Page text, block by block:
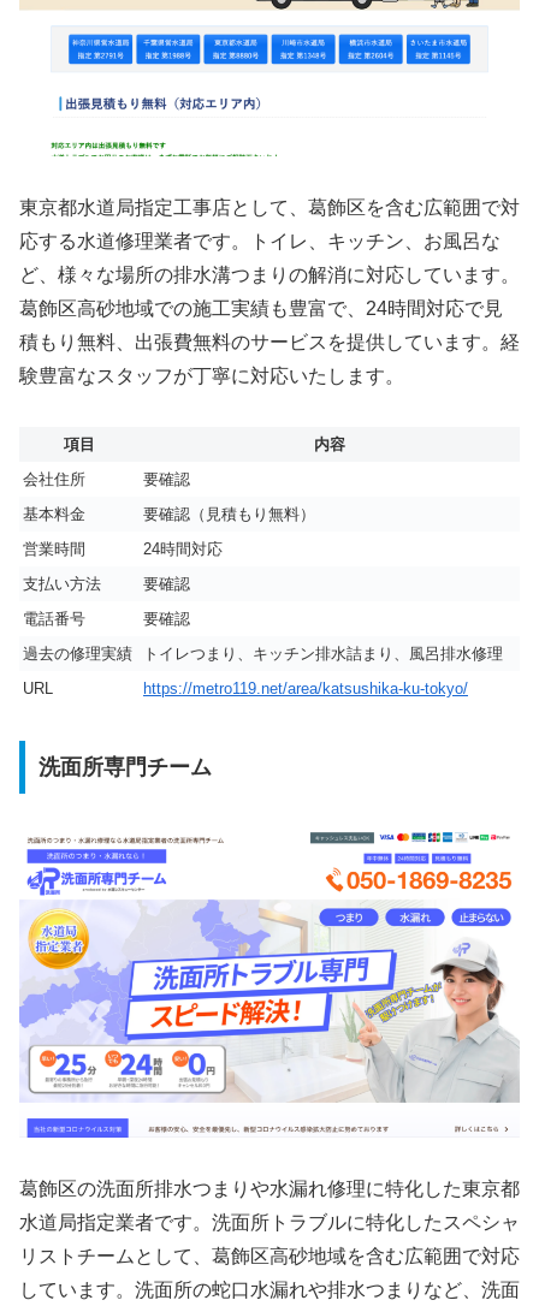
東京都水道局指定工事店として、葛飾区を含む広範囲で対
応する水道修理業者です。トイレ、キッチン、お風呂な
ど、様々な場所の排水溝つまりの解消に対応しています。
葛飾区高砂地域での施工実績も豊富で、24時間対応で見
積もり無料、出張費無料のサービスを提供しています。経
験豊富なスタッフが丁寧に対応いたします。
項目
内容
会社住所
要確認
基本料金
要確認（見積もり無料）
営業時間
24時間対応
支払い方法
要確認
電話番号
要確認
過去の修理実績
トイレつまり、キッチン排水詰まり、風呂排水修理
URL
https://metro119.net/area/katsushika-ku-tokyo/
洗面所専門チーム
葛飾区の洗面所排水つまりや水漏れ修理に特化した東京都
水道局指定業者です。洗面所トラブルに特化したスペシャ
リストチームとして、葛飾区高砂地域を含む広範囲で対応
しています。洗面所の蛇口水漏れや排水つまりなど、洗面